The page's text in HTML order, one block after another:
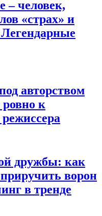
– человек,
«страх» и
авторством
к
дружбы: как
ворон
в тренде